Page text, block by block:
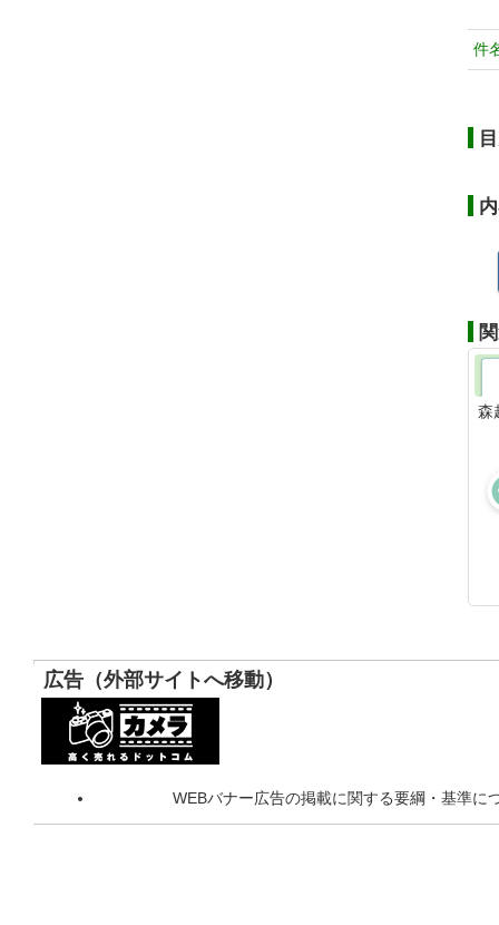
件
森
広告（外部サイトへ移動）
WEBバナー広告の掲載に関する要綱・基準に